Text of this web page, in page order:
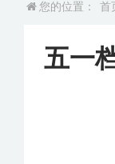
您的位置： 首
五一